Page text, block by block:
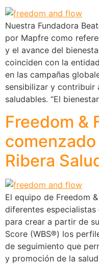
Nuestra Fundadora
por Mapfre como
y el avance del
coinciden con la
en las campañas
sensibilizar y contribuir
saludables. “El
Freedom &
Ribera
El equipo de Freedom
diferentes
para crear a partir de
Score (WBS®) los
de seguimiento que
y promoción de la